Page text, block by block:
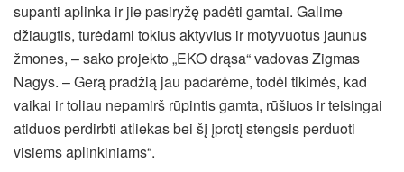
supanti aplinka ir jie pasiryžę padėti gamtai. Galime
džiaugtis, turėdami tokius aktyvius ir motyvuotus jaunus
žmones, – sako projekto „EKO drąsa“ vadovas Zigmas
Nagys. – Gerą pradžią jau padarėme, todėl tikimės, kad
vaikai ir toliau nepamirš rūpintis gamta, rūšiuos ir teisingai
atiduos perdirbti atliekas bei šį įprotį stengsis perduoti
visiems aplinkiniams“.